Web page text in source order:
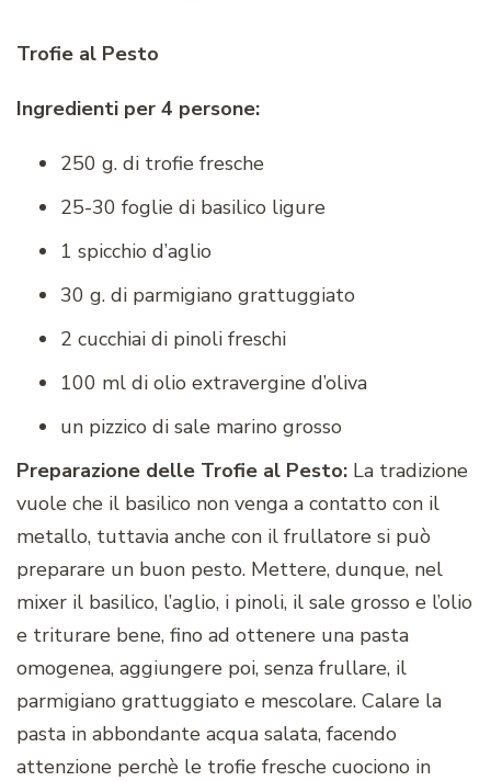
Trofie al Pesto
Ingredienti per 4 persone:
250 g. di trofie fresche
25-30 foglie di basilico ligure
1 spicchio d’aglio
30 g. di parmigiano grattuggiato
2 cucchiai di pinoli freschi
100 ml di olio extravergine d’oliva
un pizzico di sale marino grosso
Preparazione delle Trofie al Pesto: La tradizione
vuole che il basilico non venga a contatto con il
metallo, tuttavia anche con il frullatore si può
preparare un buon pesto. Mettere, dunque, nel
mixer il basilico, l’aglio, i pinoli, il sale grosso e l’olio
e triturare bene, fino ad ottenere una pasta
omogenea, aggiungere poi, senza frullare, il
parmigiano grattuggiato e mescolare. Calare la
pasta in abbondante acqua salata, facendo
attenzione perchè le trofie fresche cuociono in